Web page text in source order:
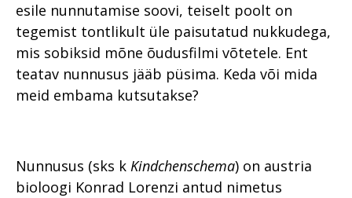
esile nunnutamise soovi, teiselt poolt on
tegemist tontlikult üle paisutatud nukkudega,
mis sobiksid mõne õudusfilmi võtetele. Ent
teatav nunnusus jääb püsima. Keda või mida
meid embama kutsutakse?
Nunnusus (sks k Kindchenschema) on austria
bioloogi Konrad Lorenzi antud nimetus